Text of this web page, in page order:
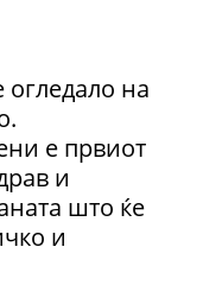
огледало на
е првиот
и
што ќе
и